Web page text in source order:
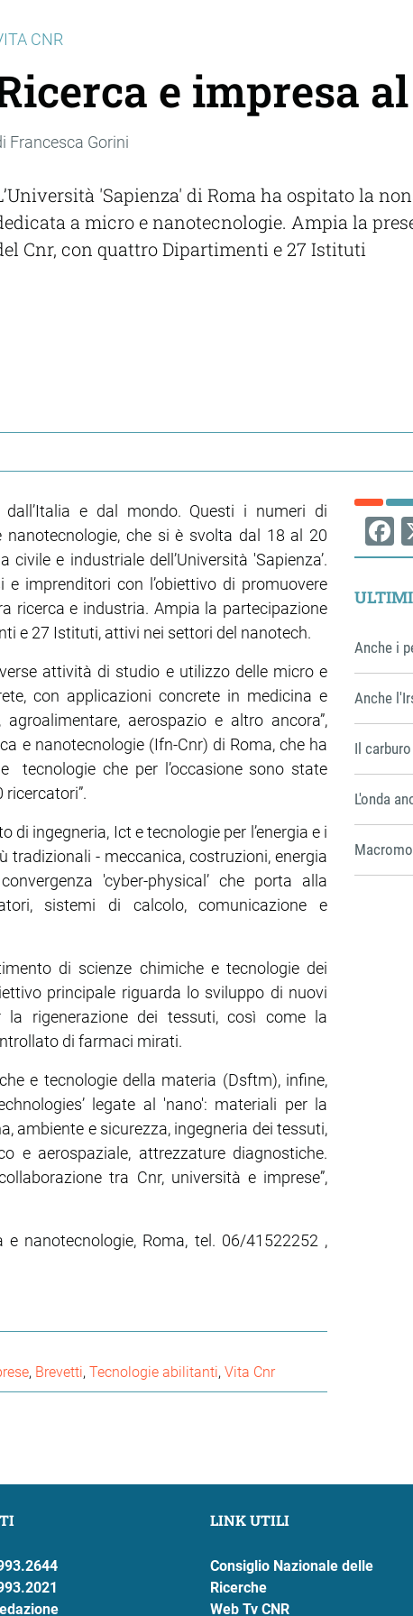
CNR
e impresa
Francesca Gorini
'Sapienza' di Roma ha ospitato la
a micro e nanotecnologie. Ampia la
Cnr, con quattro Dipartimenti e 27 Istituti
e dal mondo. Questi i numeri di
nanotecnologie, che si è svolta dal 18 al 20
e industriale dell’Università 'Sapienza’.
e imprenditori con l’obiettivo di promuovere
ricerca e industria. Ampia la partecipazione
e 27 Istituti, attivi nei settori del nanotech.
attività di studio e utilizzo delle micro e
con applicazioni concrete in medicina e
aerospazio e altro ancora”,
e nanotecnologie (Ifn-Cnr) di Roma, che ha
tecnologie che per l’occasione sono state
ingegneria, Ict e tecnologie per l’energia e i
tradizionali - meccanica, costruzioni, energia
'cyber-physical’ che porta alla
sistemi di calcolo, comunicazione e
di scienze chimiche e tecnologie dei
principale riguarda lo sviluppo di nuovi
la rigenerazione dei tessuti, così come la
di farmaci mirati.
e tecnologie della materia (Dsftm), infine,
legate al 'nano': materiali per la
ambiente e sicurezza, ingegneria dei tessuti,
e aerospaziale, attrezzature diagnostiche.
tra Cnr, università e imprese”,
nanotecnologie, Roma, tel. 06/41522252 ,
Brevetti Tecnologie abilitanti Vita Cnr
Anche i
Anche
Il
L'onda
LINK UTILI
Consiglio Nazionale delle
Ricerche
Web Tv CNR